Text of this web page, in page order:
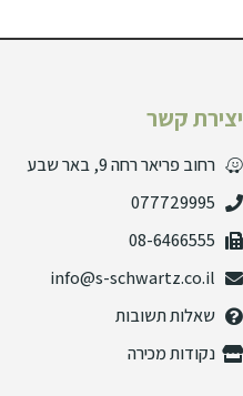
יצירת קשר
רחוב פריאר רחה 9, באר שבע
077729995
08-6466555
info@s-schwartz.co.il
שאלות תשובות
נקודות מכירה